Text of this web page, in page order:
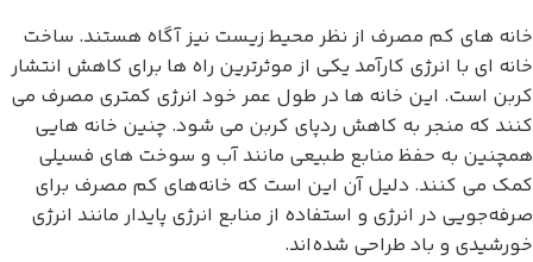
خانه های کم مصرف از نظر محیط زیست نیز آگاه هستند. ساخت
خانه ای با انرژی کارآمد یکی از موثرترین راه ها برای کاهش انتشار
کربن است. این خانه ها در طول عمر خود انرژی کمتری مصرف می
کنند که منجر به کاهش ردپای کربن می شود. چنین خانه هایی
همچنین به حفظ منابع طبیعی مانند آب و سوخت های فسیلی
کمک می کنند. دلیل آن این است که خانه‌های کم مصرف برای
صرفه‌جویی در انرژی و استفاده از منابع انرژی پایدار مانند انرژی
خورشیدی و باد طراحی شده‌اند.